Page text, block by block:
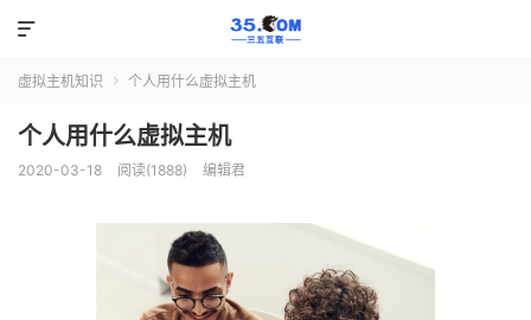

虚拟主机知识  个人用什么虚拟主机
个人用什么虚拟主机
2020-03-18 阅读(1888) 编辑君